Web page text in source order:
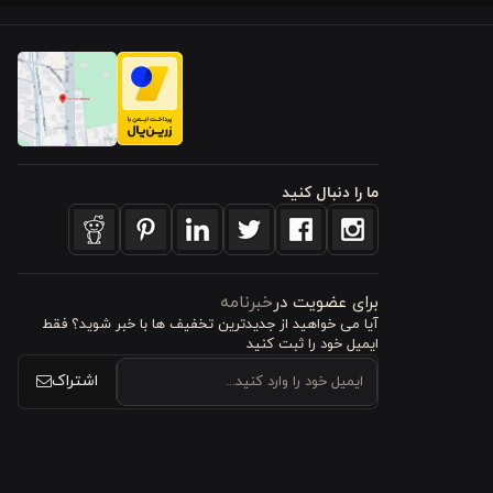
ما را دنبال کنید
برای عضویت درخبرنامه
آیا می خواهید از جدید‌ترین تخفیف‌ ها با‌ خبر شوید؟ فقط
ایمیل خود را ثبت کنید
اشتراک